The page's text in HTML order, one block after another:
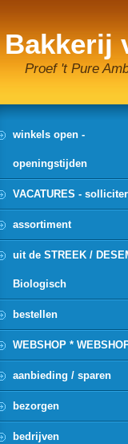
Bakkerij
Proef 't Pure
winkels open -
openingstijden
VACATURES -
assortiment
uit de STREEK /
Biologisch
bestellen
WEBSHOP *
aanbieding / sparen
bezorgen
bedrijven